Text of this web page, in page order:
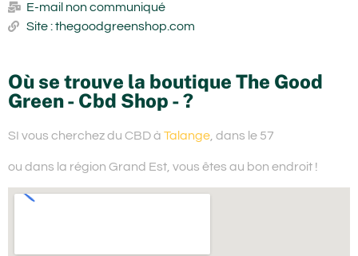
E-mail non communiqué
Site : thegoodgreenshop.com
Où se trouve la boutique The Good
Green - Cbd Shop - ?
SI vous cherchez du CBD à Talange , dans le 57
ou dans la région Grand Est, vous êtes au bon endroit !